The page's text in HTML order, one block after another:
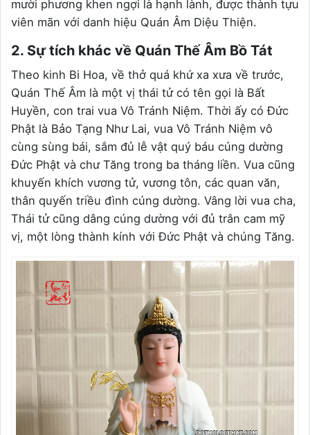
mười phương khen ngợi là hạnh lành, được thành tựu
viên mãn với danh hiệu Quán Âm Diệu Thiện.
2. Sự tích khác về Quán Thế Âm Bồ Tát
Theo kinh Bi Hoa, về thở quá khứ xa xưa về trước,
Quán Thế Âm là một vị thái tử có tên gọi là Bất
Huyền, con trai vua Vô Tránh Niệm. Thời ấy có Đức
Phật là Bảo Tạng Như Lai, vua Vô Tránh Niệm vô
cùng sùng bái, sắm đủ lễ vật quý báu cúng dường
Đức Phật và chư Tăng trong ba tháng liền. Vua cũng
khuyến khích vương tử, vương tôn, các quan văn,
thân quyến triều đình cúng dường. Vâng lời vua cha,
Thái tử cũng dâng cúng dường với đủ trân cam mỹ
vị, một lòng thành kính với Đức Phật và chúng Tăng.